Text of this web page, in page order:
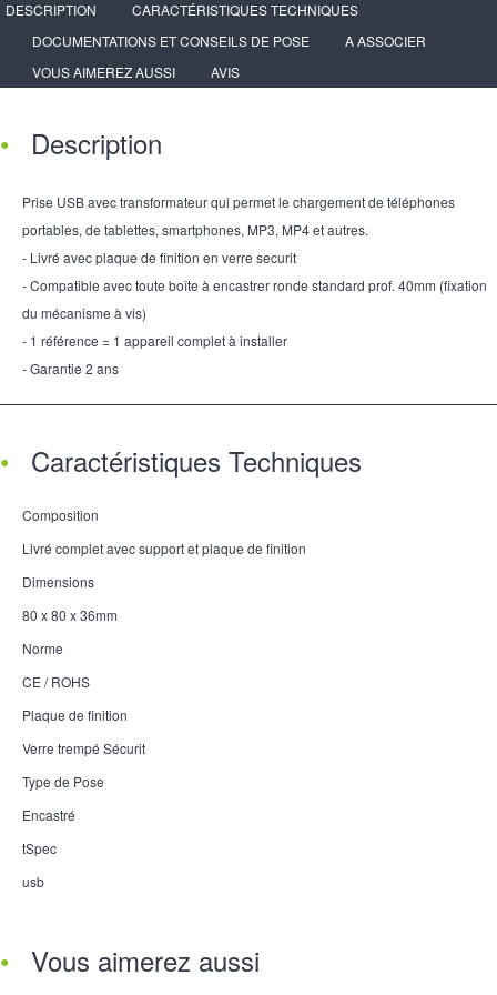
DESCRIPTION
CARACTÉRISTIQUES TECHNIQUES
DOCUMENTATIONS ET CONSEILS DE POSE
A ASSOCIER
VOUS AIMEREZ AUSSI
AVIS
Description
Prise USB avec transformateur qui permet le chargement de téléphones
portables, de tablettes, smartphones, MP3, MP4 et autres.
- Livré avec plaque de finition en verre securit
- Compatible avec toute boîte à encastrer ronde standard prof. 40mm (fixation
du mécanisme à vis)
- 1 référence = 1 appareil complet à installer
- Garantie 2 ans
Caractéristiques Techniques
Composition
Livré complet avec support et plaque de finition
Dimensions
80 x 80 x 36mm
Norme
CE / ROHS
Plaque de finition
Verre trempé Sécurit
Type de Pose
Encastré
tSpec
usb
Vous aimerez aussi